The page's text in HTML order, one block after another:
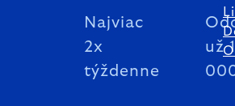
Najviac
2x
týždenne
už